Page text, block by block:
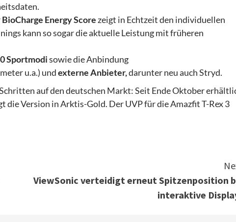
BioCharge Energy Score zeigt in Echtzeit den individuellen
kann so sogar die aktuelle Leistung mit früheren
Sportmodisowiedie Anbindung
u.a.) undexterneAnbieter,darunter neu auch Stryd.
auf den deutschen Markt: Seit Ende Oktober
Version in Arktis-Gold. Der UVP für die Amazfit T-Rex 3
ViewSonic verteidigt erneut Spitzenposition
interaktive